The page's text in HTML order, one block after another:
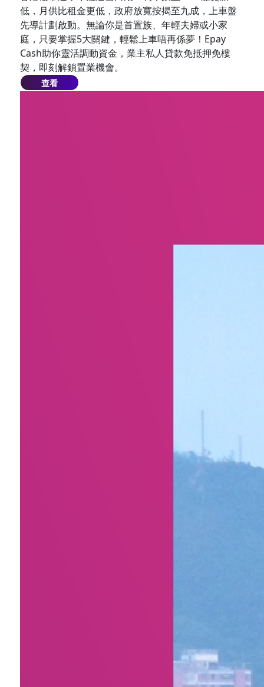
低，月供比租金更低，政府放寬按揭至九成，上車盤
先導計劃啟動。無論你是首置族、年輕夫婦或小家
庭，只要掌握5大關鍵，輕鬆上車唔再係夢！Epay
Cash助你靈活調動資金，業主私人貸款免抵押免樓
契，即刻解鎖置業機會。
查看